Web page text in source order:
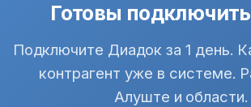
Готовы
Подключите Диадок за 1 день.
контрагент уже в системе.
Алуште и области.